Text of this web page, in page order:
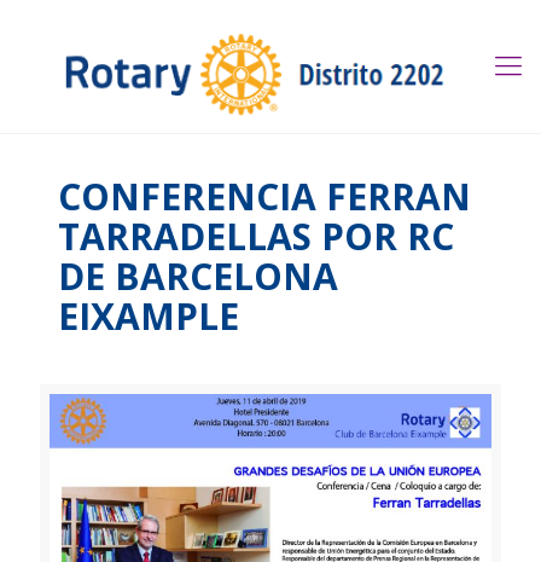
CONFERENCIA FERRAN
TARRADELLAS POR RC
DE BARCELONA
EIXAMPLE